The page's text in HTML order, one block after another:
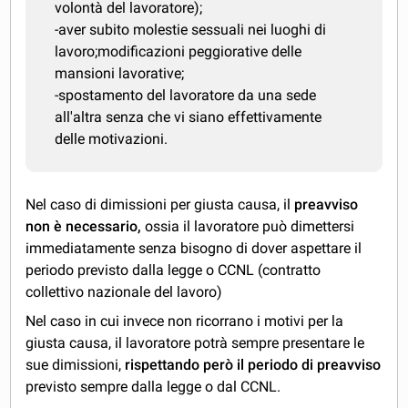
volontà del lavoratore);
-aver subito molestie sessuali nei luoghi di
lavoro;modificazioni peggiorative delle
mansioni lavorative;
-spostamento del lavoratore da una sede
all'altra senza che vi siano effettivamente
delle motivazioni.
Nel caso di dimissioni per giusta causa, il preavviso
non è necessario, ossia il lavoratore può dimettersi
immediatamente senza bisogno di dover aspettare il
periodo previsto dalla legge o CCNL (contratto
collettivo nazionale del lavoro)
Nel caso in cui invece non ricorrano i motivi per la
giusta causa, il lavoratore potrà sempre presentare le
sue dimissioni, rispettando però il periodo di preavviso
previsto sempre dalla legge o dal CCNL.